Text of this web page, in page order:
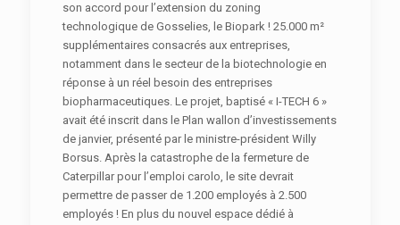
son accord pour l’extension du zoning
technologique de Gosselies, le Biopark ! 25.000 m²
supplémentaires consacrés aux entreprises,
notamment dans le secteur de la biotechnologie en
réponse à un réel besoin des entreprises
biopharmaceutiques. Le projet, baptisé « I-TECH 6 »
avait été inscrit dans le Plan wallon d’investissements
de janvier, présenté par le ministre-président Willy
Borsus. Après la catastrophe de la fermeture de
Caterpillar pour l’emploi carolo, le site devrait
permettre de passer de 1.200 employés à 2.500
employés ! En plus du nouvel espace dédié à